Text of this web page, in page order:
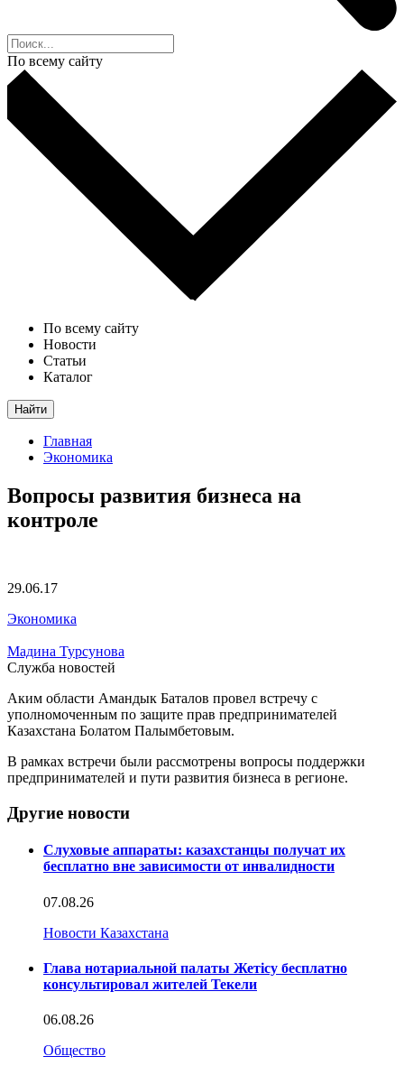
По всему сайту
По всему сайту
Новости
Статьи
Каталог
Найти
Главная
Экономика
Вопросы развития бизнеса на
контроле
29.06.17
Экономика
Мадина Турсунова
Служба новостей
Аким области Амандык Баталов провел встречу с
уполномоченным по защите прав предпринимателей
Казахстана Болатом Палымбетовым.
В рамках встречи были рассмотрены вопросы поддержки
предпринимателей и пути развития бизнеса в регионе.
Другие новости
Слуховые аппараты: казахстанцы получат их
бесплатно вне зависимости от инвалидности
07.08.26
Новости Казахстана
Глава нотариальной палаты Жетісу бесплатно
консультировал жителей Текели
06.08.26
Общество